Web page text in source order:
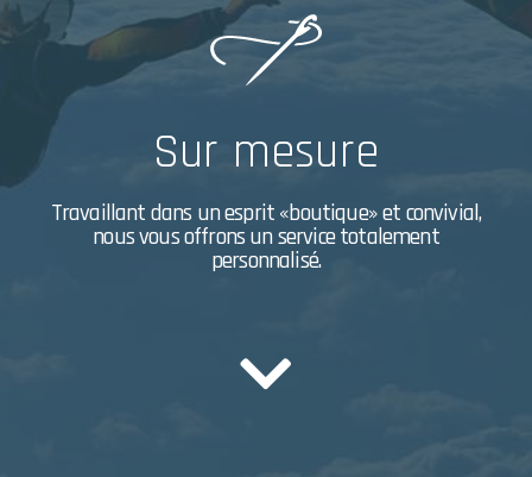
Sur mesure
Travaillant dans un esprit «boutique» et convivial,
nous vous offrons un service totalement
personnalisé.